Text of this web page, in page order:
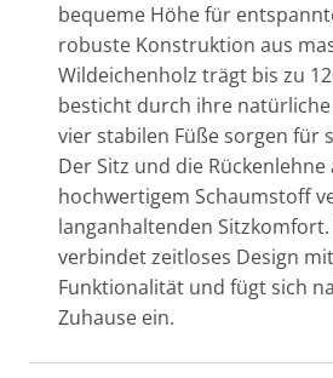
bequeme Höhe für
robuste Konstruktion aus
Wildeichenholz trägt bis zu
besticht durch ihre
vier stabilen Füße sorgen für
Der Sitz und die Rückenlehne
hochwertigem Schaumstoff
langanhaltenden
verbindet zeitloses Design
Funktionalität und fügt sich
Zuhause ein.